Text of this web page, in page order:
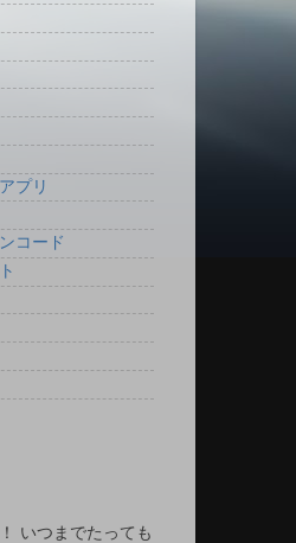
プリ
コード
いつまでたっても